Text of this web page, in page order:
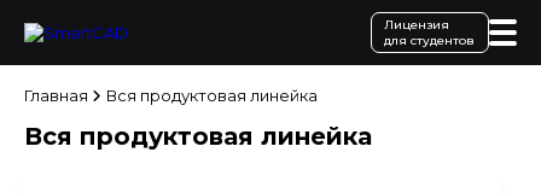
Лицензия
для студентов
Главная Вся продуктовая линейка
Вся продуктовая линейка